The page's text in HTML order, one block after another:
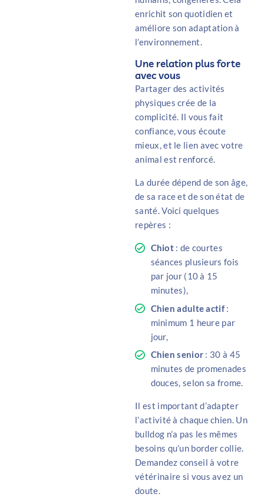
enrichit son quotidien et
améliore son adaptation à
l’environnement.
Une relation plus forte
avec vous
Partager des activités
physiques crée de la
complicité. Il vous fait
confiance, vous écoute
mieux, et le lien avec votre
animal est renforcé.
La durée dépend de son âge,
de sa race et de son état de
santé. Voici quelques
repères :
Chiot : de courtes
séances plusieurs fois
par jour (10 à 15
minutes),
Chien adulte actif:
minimum 1 heure par
jour,
Chien senior : 30 à 45
minutes de promenades
douces, selon sa frome.
Il est important d’adapter
l’activité à chaque chien. Un
bulldog n’a pas les mêmes
besoins qu’un border collie.
Demandez conseil à votre
vétérinaire si vous avez un
doute.